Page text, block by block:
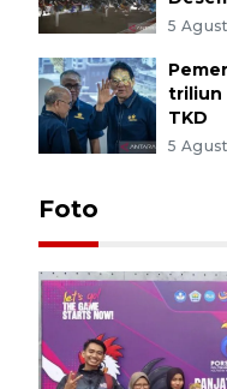
5
triliun
TKD
5
Foto